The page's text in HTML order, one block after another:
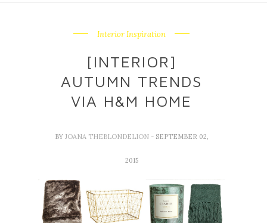
Interior Inspiration
[INTERIOR]
AUTUMN TRENDS
VIA H&M HOME
BY JOANA THEBLONDELION - SEPTEMBER 02,
2015